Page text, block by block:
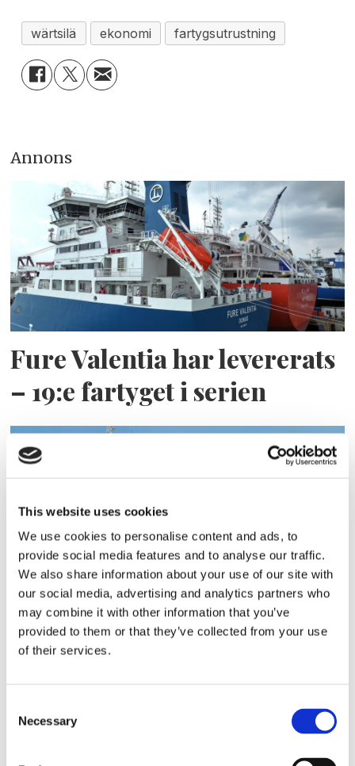
This website uses cookies
We use cookies to personalise content and ads, to
provide social media features and to analyse our traffic.
We also share information about your use of our site with
our social media, advertising and analytics partners who
may combine it with other information that you’ve
provided to them or that they’ve collected from your use
of their services.
Selection
Necessary
wärtsilä ekonomi fartygsutrustning
Annons
Fure Valentia har levererats
– 19:e fartyget i serien
ESL Shipping tar steget mot
egen börsnotering